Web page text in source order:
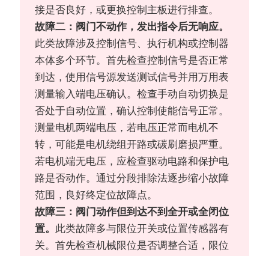
接是否良好，或更换控制主板进行排查。
故障二：阀门不动作，发出指令后无响应。
此类故障涉及控制信号、执行机构或控制器
本体多个环节。首先检查控制信号是否正常
到达，使用信号源发送测试信号并用万用表
测量输入端电压确认。检查手动自动切换是
否处于自动位置，确认控制使能信号正常。
测量电机两端电压，若电压正常而电机不
转，可能是电机绕组开路或碳刷磨损严重。
若电机端无电压，应检查驱动电路和保护电
路是否动作。通过分段排除法逐步缩小故障
范围，良好终定位故障点。
故障三：阀门动作但到达不到全开或全闭位
置。 此类故障多与限位开关或位置传感器有
关。首先检查机械限位是否调整合适，限位